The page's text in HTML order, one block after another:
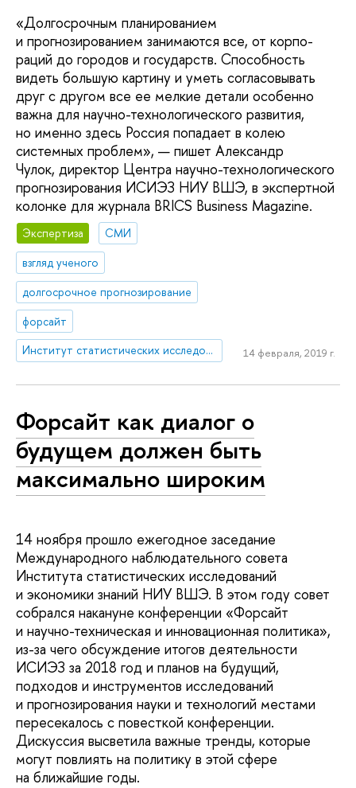
«Долгосрочным планированием
и прогнозированием занимаются все, от корпо­
раций до городов и государств. Способность
видеть большую картину и уметь согласовывать
друг с другом все ее мелкие детали особенно
важна для научно-технологического развития,
но именно здесь Россия попадает в колею
системных проблем», — пишет Александр
Чулок, директор Центра научно-технологического
прогнозирования ИСИЭЗ НИУ ВШЭ, в экспертной
колонке для журнала BRICS Business Magazine.
Экспертиза
СМИ
взгляд ученого
долгосрочное прогнозирование
форсайт
Институт статистических исследований и экономики знаний
14 февраля, 2019 г.
Форсайт как диалог о
будущем должен быть
максимально широким
14 ноября прошло ежегодное заседание
Международного наблюдательного совета
Института статистических исследований
и экономики знаний НИУ ВШЭ. В этом году совет
собрался накануне конференции «Форсайт
и научно-техническая и инновационная политика»,
из-за чего обсуждение итогов деятельности
ИСИЭЗ за 2018 год и планов на будущий,
подходов и инструментов исследований
и прогнозирования науки и технологий местами
пересекалось с повесткой конференции.
Дискуссия высветила важные тренды, которые
могут повлиять на политику в этой сфере
на ближайшие годы.